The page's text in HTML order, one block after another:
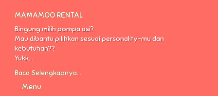
MAMAMOO RENTAL
Bingung milih pompa asi?
Mau dibantu pilihkan sesuai personality-mu dan
kebutuhan??
Yukk....
Baca Selengkapnya...
Menu